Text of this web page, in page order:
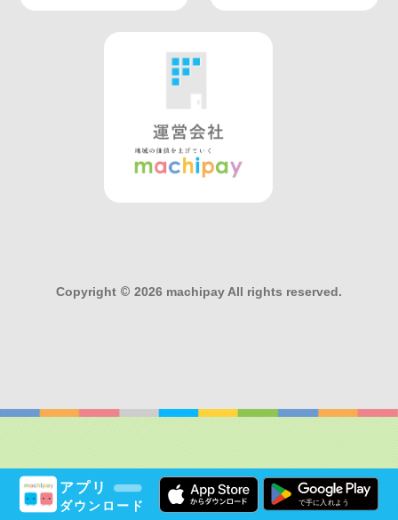
アプリ
ダウンロード
Copyright © 2026 machipay All rights reserved.